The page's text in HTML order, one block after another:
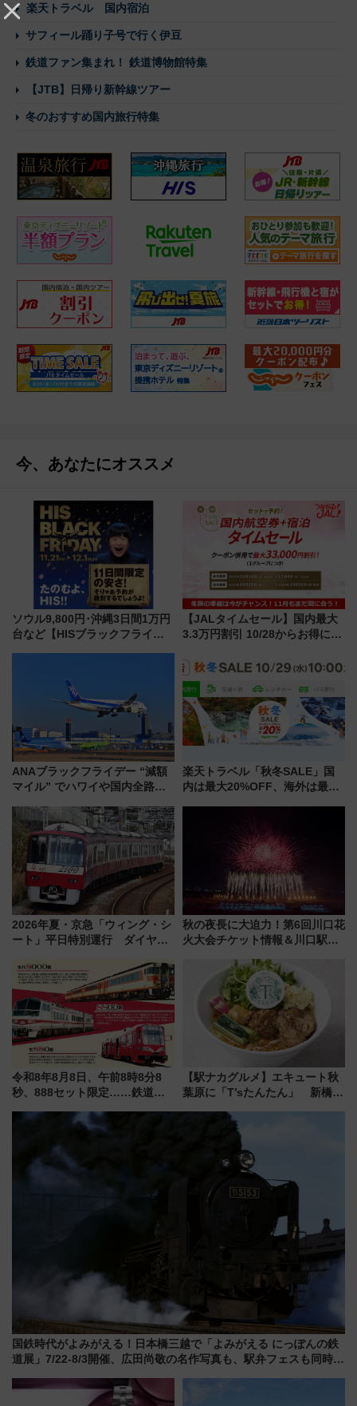
楽天トラベル 国内宿泊
サフィール踊り子号で行く伊豆
鉄道ファン集まれ！ 鉄道博物館特集
【JTB】日帰り新幹線ツアー
冬のおすすめ国内旅行特集
今、あなたにオススメ
ソウル9,800円･沖縄3日間1万円
台など【HISブラックフライデ
ツアーが！
【JALタイムセール】国内最大
3.3万円割引 10/28からお得に帰
万円割引！航空券＋宿泊を期間
限定でお安く
ANAブラックフライデー “減額
マイル” でハワイや国内全路線
87%OFF” 、月末は「ANAにキ
ュン!」も特別開催 11/21～
楽天トラベル「秋冬SALE」国
内は最大20%OFF、海外は最大
ル情報満載！10/29の10時スタ
ートで11/15まで
2026年夏・京急「ウィング・シ
ート」平日特別運行 ダイヤ・
三浦海岸を堪能できるお出かけ
プランもご紹介
秋の夜長に大迫力！第6回川口花
火大会チケット情報＆川口駅か
令和8年8月8日、午前8時8分8
秒、888セット限定……鉄道各
たち
【駅ナカグルメ】エキュート秋
葉原に「T’sたんたん」 新橋に
饅」、オムライス専門店「肉と
たまご」新グルメ続々登場！
【2026年8月】
国鉄時代がよみがえる！日本橋三越で「よみがえる にっぽんの鉄
道展」7/22-8/3開催、広田尚敬の名作写真も、駅弁フェスも同時開